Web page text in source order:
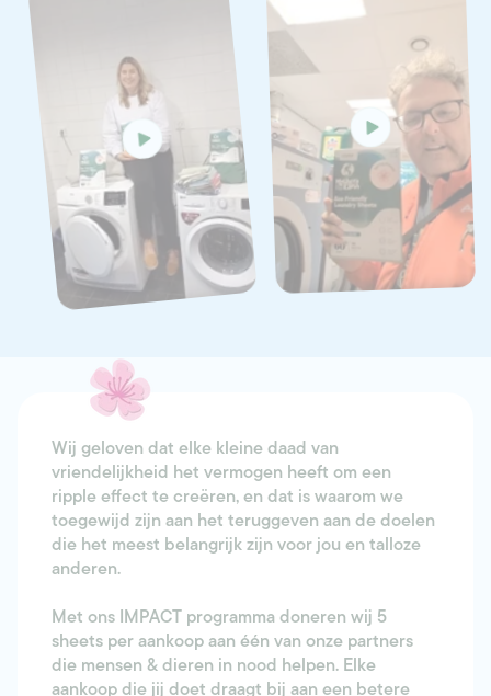
Wij geloven dat elke kleine daad van
vriendelijkheid het vermogen heeft om een
ripple effect te creëren, en dat is waarom we
toegewijd zijn aan het teruggeven aan de doelen
die het meest belangrijk zijn voor jou en talloze
anderen.
Met ons IMPACT programma doneren wij 5
sheets per aankoop aan één van onze partners
die mensen & dieren in nood helpen. Elke
aankoop die jij doet draagt bij aan een betere